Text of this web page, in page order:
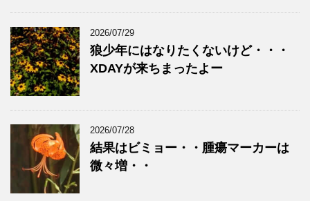
2026/07/29
狼少年にはなりたくないけど・・・
XDAYが来ちまったよー
2026/07/28
結果はビミョー・・腫瘍マーカーは
微々増・・